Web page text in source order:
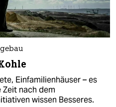
Einfamilienhäuser – es
nach dem
wissen Besseres.